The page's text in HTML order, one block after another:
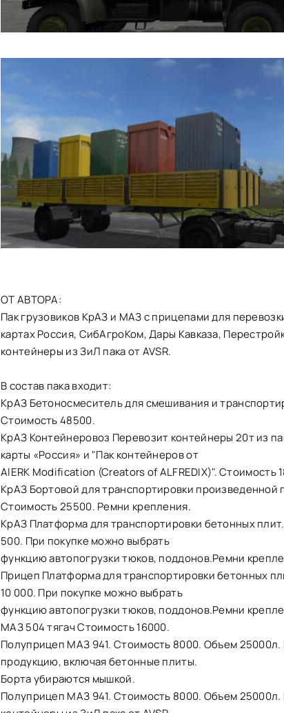
ОТ АВТОРА:
Пак грузовиков КрАЗ и МАЗ с прицепами для
картах Россия, СибАгроКом, Дары Кавказа,
контейнеры из ЗиЛ пака от AVSR.
В состав пака входит:
КрАЗ Бетоносмеситель для смешивания и
Стоимость 48500.
КрАЗ Контейнеровоз Перевозит контейнеры 20т из
карты «Россия» и "Пак контейнеров от
AlERK Modification (Creators of ALFREDIX)". Стоимость
КрАЗ Бортовой для транспортировки произведенной
Стоимость 25500. Ремни крепления.
КрАЗ Платформа для транспортировки бетонных
500. При покупке можно выбрать
функцию автопогрузки тюков, поддонов.Ремни
Прицеп Платформа для транспортировки бетонных
10 000. При покупке можно выбрать
функцию автопогрузки тюков, поддонов.Ремни
МАЗ 504 тягач Стоимость 16000.
Полуприцеп МАЗ 941. Стоимость 8000. Объем
продукцию, включая бетонные плиты.
Борта убираются мышкой.
Полуприцеп МАЗ 941. Стоимость 8000. Объем 25000л.